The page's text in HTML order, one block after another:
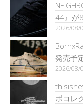
44』が
2026/08/
発売予
2026/08/
ボコレ